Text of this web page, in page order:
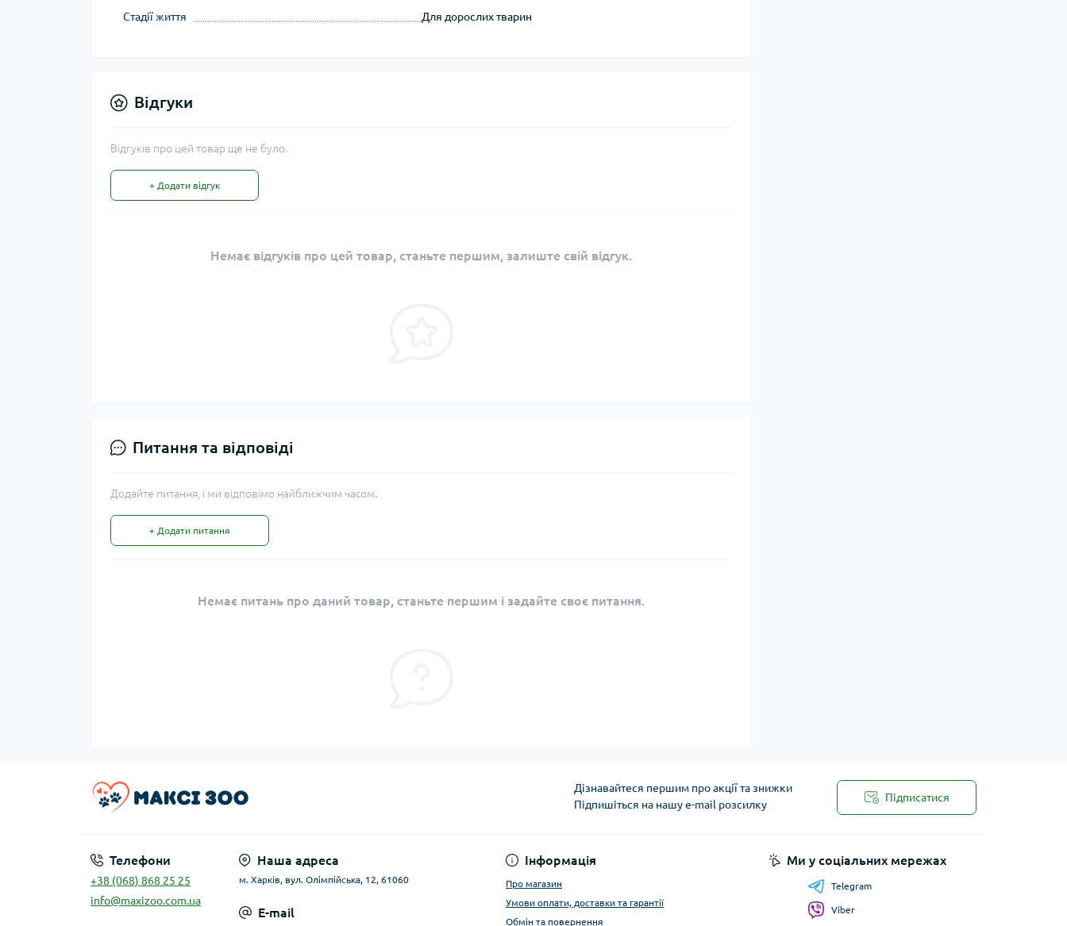
Стадії життя Для дорослих тварин
Відгуки
Відгуків про цей товар ще не було.
+ Додати відгук
Немає відгуків про цей товар, станьте першим, залиште свій відгук.
Питання та відповіді
Додайте питання, і ми відповімо найближчим часом.
+ Додати питання
Немає питань про даний товар, станьте першим і задайте своє питання.
Дізнавайтеся першим про акції та знижки
Підпишіться на нашу e-mail розсилку
Підписатися
Телефони
+38 (068) 868 25 25
info@maxizoo.com.ua
Наша адреса
м. Харків, вул. Олімпійська, 12, 61060
E-mail
Інформація
Про магазин
Умови оплати, доставки та гарантії
Обмін та повернення
Ми у соціальних мережах
Telegram
Viber